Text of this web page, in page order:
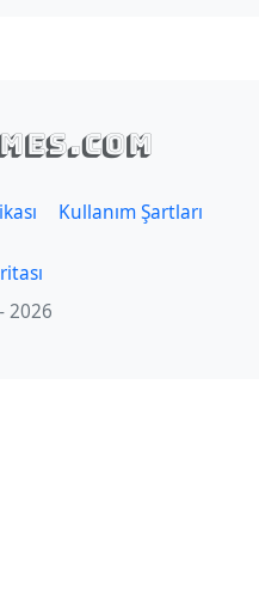
Kullanım Şartları
2026